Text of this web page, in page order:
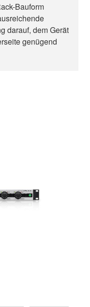
Bauform
darauf, dem Gerät
genügend